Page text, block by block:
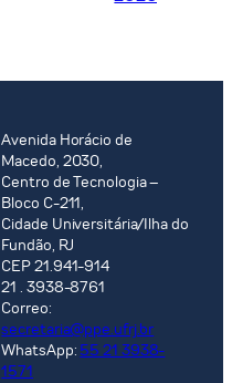
Avenida Horácio de
Macedo, 2030,
Centro de Tecnologia –
Bloco C-211,
Cidade Universitária/Ilha do
Fundão, RJ
CEP 21.941-914
21 . 3938-8761
Correo:
secretaria@ppe.ufrj.br
WhatsApp: 55 21 3938-
1571